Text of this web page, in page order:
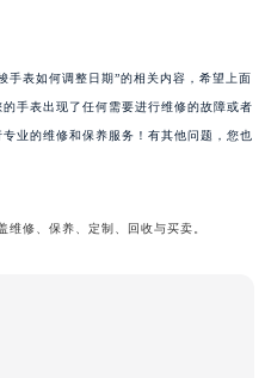
手表如何调整日期”的相关内容，希望上面
手表出现了任何需要进行维修的故障或者
业的维修和保养服务！有其他问题，您也